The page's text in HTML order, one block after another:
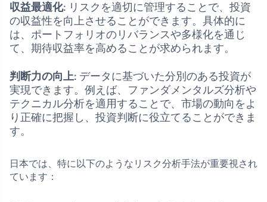
収益最適化: リスクを適切に管理することで、投資
の収益性を向上させることができます。具体的に
は、ポートフォリオのリバランスや多様化を通じ
て、期待収益率を高めることが求められます。
判断力の向上: データに基づいた分別のある投資が
実現できます。例えば、ファンダメンタルズ分析や
テクニカル分析を適用することで、市場の動向をよ
り正確に把握し、投資判断に役立てることができま
す。
日本では、特に以下のようなリスク分析手法が重要視され
ています：